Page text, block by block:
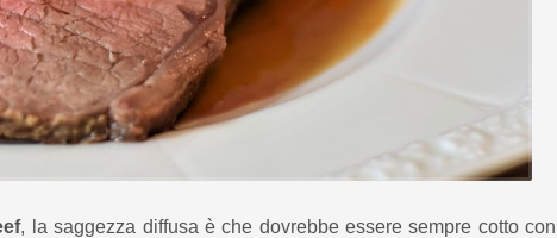
, la saggezza diffusa è che dovrebbe essere sempre cotto con